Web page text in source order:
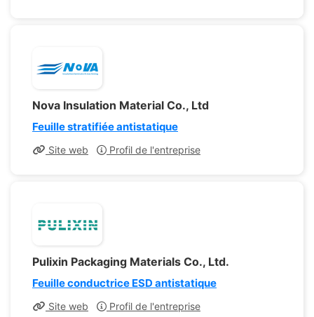
Nova Insulation Material Co., Ltd
Feuille stratifiée antistatique
Site web Profil de l'entreprise
Pulixin Packaging Materials Co., Ltd.
Feuille conductrice ESD antistatique
Site web Profil de l'entreprise